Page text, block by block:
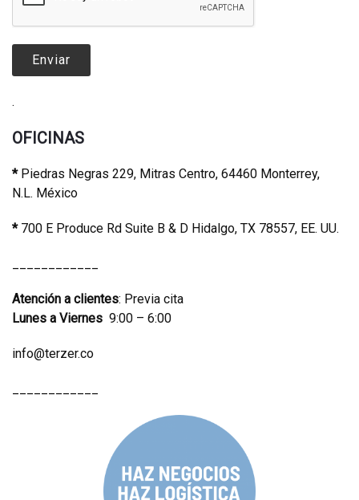
.
OFICINAS
*Piedras Negras 229, Mitras Centro, 64460 Monterrey,
N.L. México
*700 E Produce Rd Suite B & D Hidalgo, TX 78557, EE. UU.
Atención a clientes: Previa cita
Lunes a Viernes 9:00 – 6:00
info@terzer.co